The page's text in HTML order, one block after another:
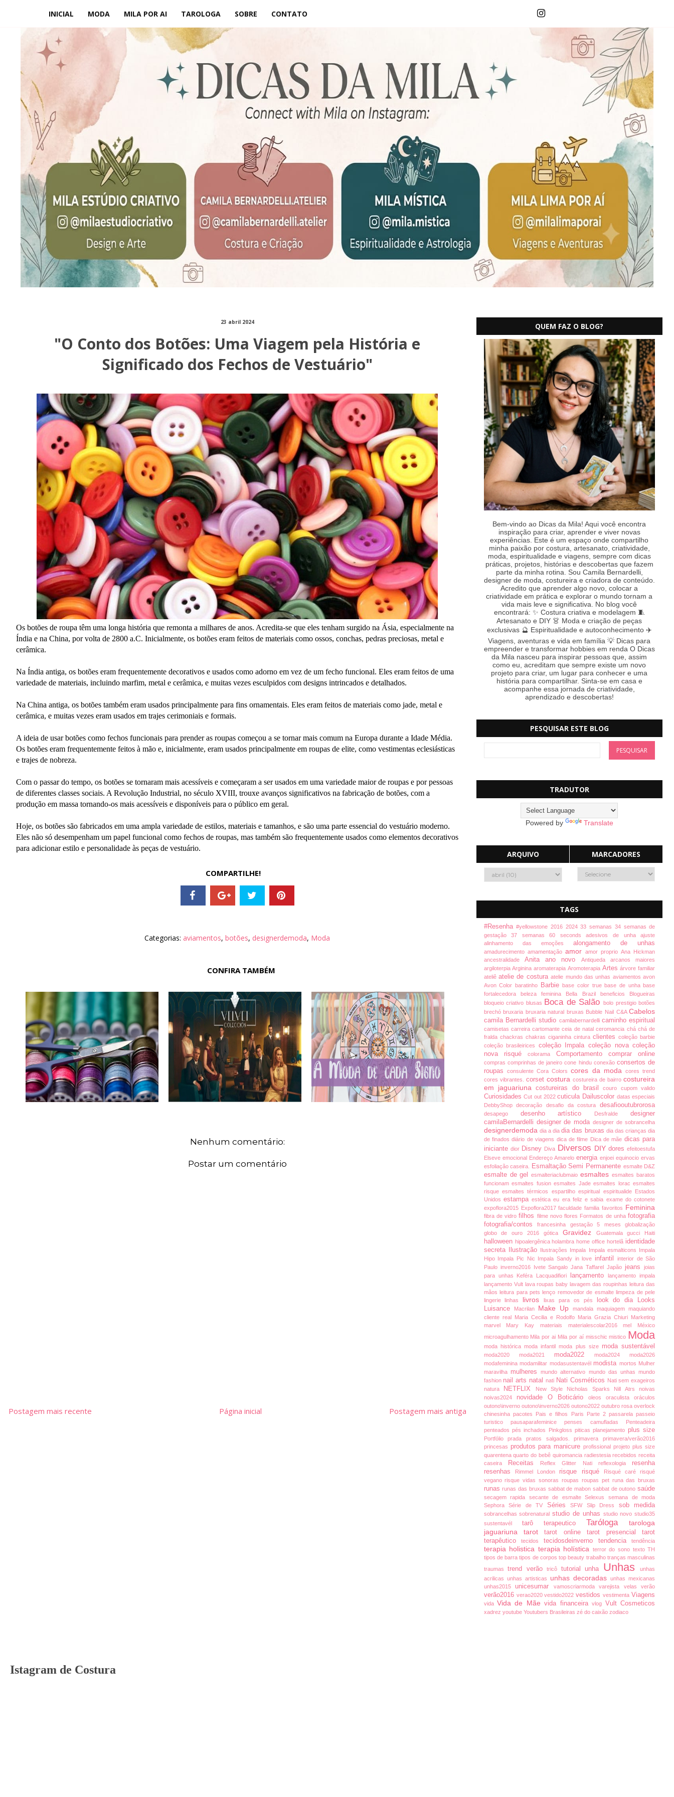
INICIAL MODA MILA POR AI TAROLOGA SOBRE CONTATO
23 abril 2024
"O Conto dos Botões: Uma Viagem pela História e
Significado dos Fechos de Vestuário"
Os botões de roupa têm uma longa história que remonta a milhares de anos. Acredita-se que eles tenham surgido na Ásia, especialmente na
Índia e na China, por volta de 2800 a.C. Inicialmente, os botões eram feitos de materiais como ossos, conchas, pedras preciosas, metal e
cerâmica.
Na Índia antiga, os botões eram frequentemente decorativos e usados como adorno em vez de um fecho funcional. Eles eram feitos de uma
variedade de materiais, incluindo marfim, metal e cerâmica, e muitas vezes esculpidos com designs intrincados e detalhados.
Na China antiga, os botões também eram usados principalmente para fins ornamentais. Eles eram feitos de materiais como jade, metal e
cerâmica, e muitas vezes eram usados em trajes cerimoniais e formais.
A ideia de usar botões como fechos funcionais para prender as roupas começou a se tornar mais comum na Europa durante a Idade Média.
Os botões eram frequentemente feitos à mão e, inicialmente, eram usados principalmente em roupas de elite, como vestimentas eclesiásticas
e trajes de nobreza.
Com o passar do tempo, os botões se tornaram mais acessíveis e começaram a ser usados em uma variedade maior de roupas e por pessoas
de diferentes classes sociais. A Revolução Industrial, no século XVIII, trouxe avanços significativos na fabricação de botões, com a
produção em massa tornando-os mais acessíveis e disponíveis para o público em geral.
Hoje, os botões são fabricados em uma ampla variedade de estilos, materiais e tamanhos, e são uma parte essencial do vestuário moderno.
Eles não só desempenham um papel funcional como fechos de roupas, mas também são frequentemente usados como elementos decorativos
para adicionar estilo e personalidade às peças de vestuário.
COMPARTILHE!
Categorias: aviamentos,botões, designerdemoda, Moda
CONFIRA TAMBÉM
Nenhum comentário:
Postar um comentário
Postagem mais recente Postagem mais antiga
Página inicial
QUEM FAZ O BLOG?
Bem-vindo ao Dicas da Mila! Aqui você encontra
inspiração para criar, aprender e viver novas
experiências. Este é um espaço onde compartilho
minha paixão por costura, artesanato, criatividade,
moda, espiritualidade e viagens, sempre com dicas
práticas, projetos, histórias e descobertas que fazem
parte da minha rotina. Sou Camila Bernardelli,
designer de moda, costureira e criadora de conteúdo.
Acredito que aprender algo novo, colocar a
criatividade em prática e explorar o mundo tornam a
vida mais leve e significativa. No blog você
encontrará: ✨ Costura criativa e modelagem 🧵
Artesanato e DIY 👗 Moda e criação de peças
exclusivas 🔮 Espiritualidade e autoconhecimento ✈️
Viagens, aventuras e vida em família 💡 Dicas para
empreender e transformar hobbies em renda O Dicas
da Mila nasceu para inspirar pessoas que, assim
como eu, acreditam que sempre existe um novo
projeto para criar, um lugar para conhecer e uma
história para compartilhar. Sinta-se em casa e
acompanhe essa jornada de criatividade,
aprendizado e descobertas!
PESQUISAR ESTE BLOG
TRADUTOR
Powered by Translate
ARQUIVO MARCADORES
TAGS
#Resenha#yellowstone 2016 202433 semanas 34 semanas de
gestação37 semanas60 secondsadesivos de unhaajuste
alinhamento das emoções alongamento de unhas
amadurecimento amamentação amor amor proprioAna Hickman
ancestralidade Anitaano novo Antiqueda arcanos maiores
argiloterpiaArgininaaromaterapia Aromoterapia Artesárvore familiar
ateliê atelie de costuraatelie mundo das unhas aviamentosavon
Avon Color baratinho Barbiebase color truebase de unhabase
fortalecedora beleza feminina Bella Brazil beneficios Blogueiras
bloqueio criativo blusas Boca de Salãobolo prestigiobotões
brechóbruxaria bruxaria natural bruxas Bubble Nail C&ACabelos
camila Bernardelli studio camilabernardelli caminho espiritual
camisetas carreiracartomanteceia de natalceromancia chá chá de
fralda chackras chakras ciganinha cinturaclientescoleção barbie
coleção brasileirices coleção Impala coleção novacoleção
nova risquécolorama Comportamento comprar online
compras comprinhas de janeirocone hindu conexãoconsertos de
roupas
consulente Cora Colorscores da modacores trend
cores vibrantes. corset costura costureira de bairrocostureira
em jaguariunacostureiras do brasilcouro cupom valido
CuriosidadesCut out 2022cuticula Dailuscolor datas especiais
DebbyShopdecoraçãodesafio da costuradesafiooutubrorosa
desapego desenho artístico Desfraldedesigner
camilaBernardelli designer de modadesigner de sobrancelha
designerdemoda dia a diadia das bruxas dia das criançasdia
de finadosdiário de viagens dica de filme Dica de mãe dicas para
iniciante dior Disney Diva Diversos DIY doresefeitoestufa
Elseve emocional Endereço Amarelo energiaenjoeiequinocioervas
esfoliação caseira.
Esmaltação Semi Permanente esmalte D&Z
esmalte de gelesmalteriaclubmaioesmaltesesmaltes baratos
funcionamesmaltes fusionesmaltes Jadeesmaltes loracesmaltes
risqueesmaltes térmicos espartilhoespiritual espiritualide Estados
Unidos estampaestéticaeu era feliz e sabia exame do cotonete
expoflora2015 Expoflora2017faculdadefamiliafavoritos Feminina
fibra de vidrofilhos filme novoflores Formatos de unhafotografia
fotografia/contosfrancesinha gestação 5 mesesglobalização
globo de ouro 2016 gótica Gravidez Guatemalagucci Haiti
halloween hipoalergênicaholambrahome officehortelã identidade
secreta
Ilustração Ilustrações Impala Impala esmalticons Impala
Hipo Impala Pic Nic Impala Sandy in love infantil interior de São
Paulo inverno2016 Ivete SangaloJana TaffarelJapão jeansjoias
para unhas Keféra Lacquadifiori lançamentolançamento impala
lançamento Vult lava roupas babylavagem das roupinhasleitura das
mãosleitura para petslenço removedor de esmaltelimpeza de pele
lingerielinhas livroslixas para os pés look do dia
Looks
Luisance
Macrilan Make Upmandalamaquiagemmaquiando
cliente real Maria Cecilia e Rodolfo Maria Grazia Chiuri Marketing
marvel Mary Kay materiais materialescolar2016mel México
microagulhamento Mila por ai Mila por aí misschicmistico Moda
moda histórica moda infantilmoda plus size moda sustentável
moda2020 moda2021 moda2022moda2024moda2026
modafemininamodamilitar modasustentavél modista mortos Mulher
maravilha mulheresmundo alternativo mundo das unhasmundo
fashion nail arts natal nati Nati Cosméticos Nati sem exageiros
natura
NETFLIX New Style Nicholas Sparks Nill Atrsnoivas
noivas2024
novidade O Boticáriooleosoraculistaoráculos
outono\inverno outono\inverno2026 outono2022 outubro rosaoverlock
chinesinha pacotes Pais e filhos Paris Parte 2passarelapasseio
turistico pausaparafeminicepenses camufladas Penteadeira
penteados pés inchados Pinkglosspiticasplanejamento plus size
Portfóliopradapratos salgados.primaveraprimavera/verão2016
princesas produtos para manicureprofissionalprojeto plus size
quarentenaquarto do bebê quiromancia radiestesiarecebidosreceita
caseira
Receitas Reflex Glitter Nati reflexologia resenha
resenhas
Rimmel London risque risqué Risqué carérisqué
veganorisque vidas sonoras roupas roupas pet runa das bruxas
runasrunas das bruxas sabbat de mabon sabbat de outonosaúde
secagem rapida secante de esmalteSelexussemana de moda
SephoraSérie de TV SériesSFW Slip Dress sob medida
sobrancelhassobrenaturalstudio de unhas studio novostudio35
sustentavél tarô terapeutico Tarólogatarologa
jaguariunatarottarot onlinetarot presencialtarot
terapêuticotecidos tecidosdeinverno tendenciatendência
terapia holistica terapia holística terror do sono textoTH
tipos de barratipos de corpostop beauty trabalho tranças masculinas
traumastrend verãotricô tutorialunha Unhasunhas
acrilicas unhas artisticas unhas decoradasunhas mexicanas
unhas2015unicesumar vamoscriarmodavarejista velasverão
verão2016 verao2020vestido2022vestidosvestimentaViagens
vidaVida de Mãevida financeiravlog Vult Cosmeticos
xadrez youtube Youtubers Brasileiras zé do caixão zodiaco
Istagram de Costura